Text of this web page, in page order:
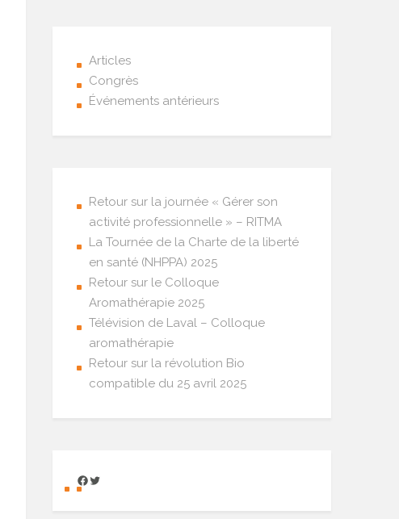
Articles
Congrès
Événements antérieurs
Retour sur la journée « Gérer son
activité professionnelle » – RITMA
La Tournée de la Charte de la liberté
en santé (NHPPA) 2025
Retour sur le Colloque
Aromathérapie 2025
Télévision de Laval – Colloque
aromathérapie
Retour sur la révolution Bio
compatible du 25 avril 2025